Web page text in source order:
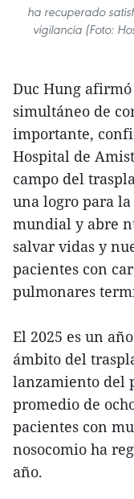
ha recuperado
vigilancia (Foto:
Duc Hung
simultáneo de
importante,
Hospital de
campo del
una logro para
mundial y abre
salvar vidas y
pacientes con
pulmonares
El 2025 es un
ámbito del
lanzamiento del
promedio de
pacientes con
nosocomio ha
año.